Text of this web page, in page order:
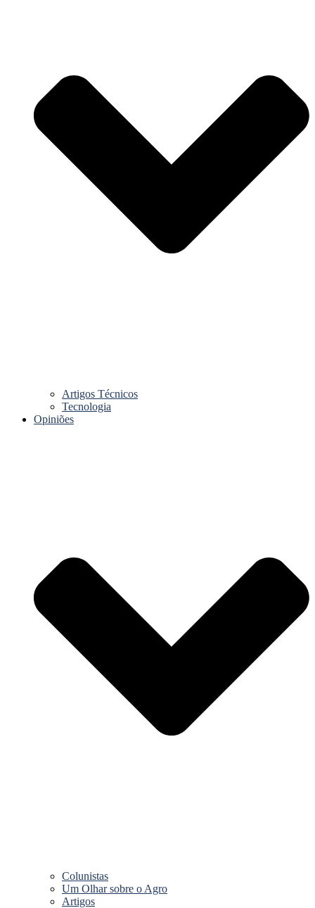
Artigos Técnicos
Tecnologia
Opiniões
Colunistas
Um Olhar sobre o Agro
Artigos